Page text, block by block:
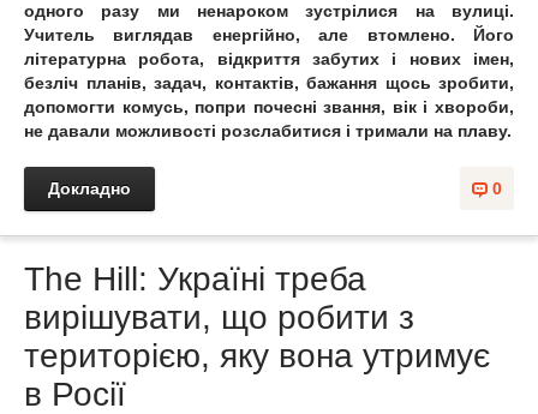
одного разу ми ненароком зустрілися на вулиці.
Учитель виглядав енергійно, але втомлено. Його
літературна робота, відкриття забутих і нових імен,
безліч планів, задач, контактів, бажання щось зробити,
допомогти комусь, попри почесні звання, вік і хвороби,
не давали можливості розслабитися і тримали на плаву.
0
Докладно
The Hill: Україні треба
вирішувати, що робити з
територією, яку вона утримує
в Росії